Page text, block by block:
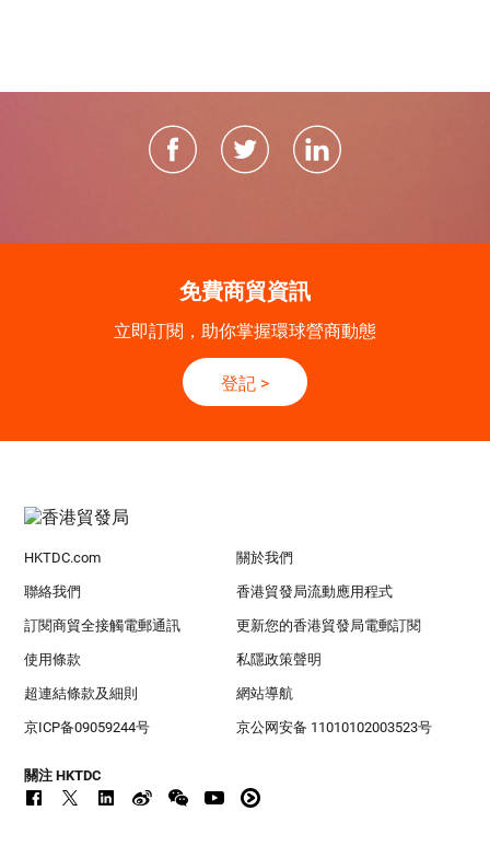
免費商貿資訊
立即訂閱，助你掌握環球營商動態
登記 >
HKTDC.com
關於我們
聯絡我們
香港貿發局流動應用程式
訂閱商貿全接觸電郵通訊
更新您的香港貿發局電郵訂閱
使用條款
私隱政策聲明
超連結條款及細則
網站導航
京ICP备09059244号
京公网安备 11010102003523号
關注 HKTDC